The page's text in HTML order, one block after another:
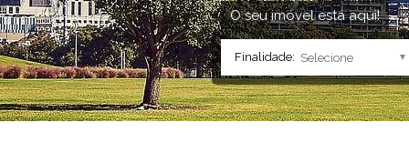
Prédio
Sala Comercial
Salão
Sítio
Sobrado
Sobrado
O seu imóvel está aqui!
Finalidade: